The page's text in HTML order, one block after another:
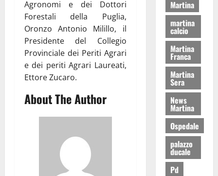
Agronomi e dei Dottori
Forestali della Puglia,
Oronzo Antonio Milillo, il
Presidente del Collegio
Provinciale dei Periti Agrari
e dei periti Agrari Laureati,
Ettore Zucaro.
About The Author
Martina
martina
calcio
Martina
Franca
Martina
Sera
News
Martina
Ospedale
palazzo
ducale
Pd